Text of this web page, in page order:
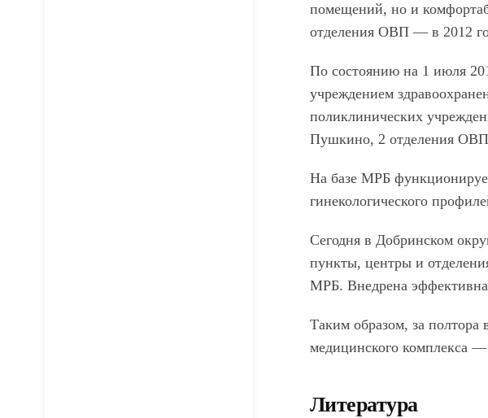
помещений, но и
отделения ОВП — в 2012
По состоянию на 1 июля
учреждением
поликлинических
Пушкино, 2 отделения
На базе МРБ
гинекологического
Сегодня в Добринском
пункты, центры и
МРБ. Внедрена
Таким образом, за полтора
медицинского комплекса
Литература